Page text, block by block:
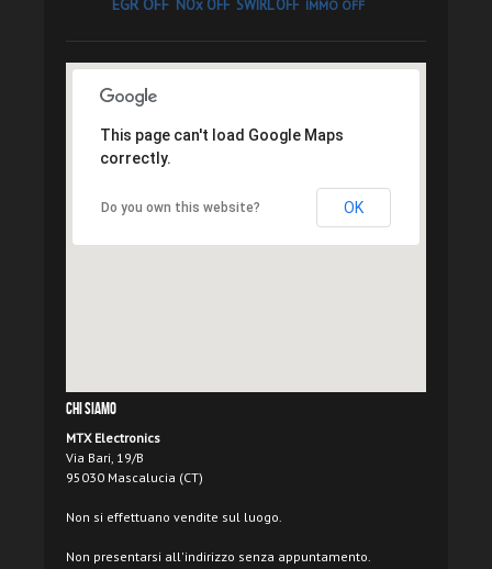
EGR OFF NOx OFF SWIRL OFF IMMO OFF
This page can't load Google Maps
correctly.
Do you own this website? OK
Chi Siamo
MTX Electronics
Via Bari, 19/B
95030 Mascalucia (CT)
Non si effettuano vendite sul luogo.
Non presentarsi all'indirizzo senza appuntamento.